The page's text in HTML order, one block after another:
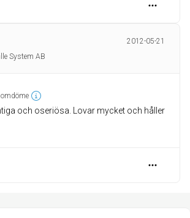
2012-05-21
System AB
och oseriösa. Lovar mycket och håller